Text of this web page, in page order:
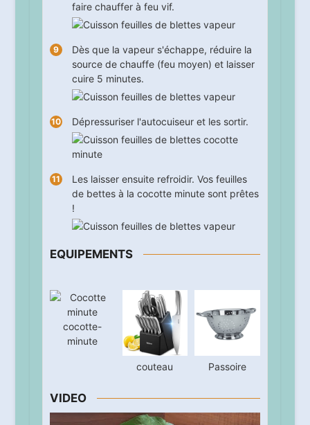
faire chauffer à feu vif.
Dès que la vapeur s'échappe, réduire la
source de chauffe (feu moyen) et laisser
cuire 5 minutes.
Dépressuriser l'autocuiseur et les sortir.
Les laisser ensuite refroidir. Vos feuilles
de bettes à la cocotte minute sont prêtes
!
EQUIPEMENTS
cocotte-
minute
couteau Passoire
VIDEO